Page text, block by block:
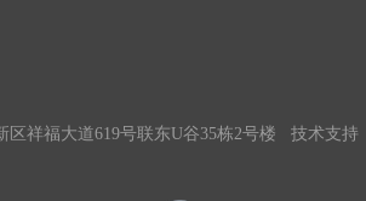
区祥福大道619号联东U谷35栋2号楼 技术支持